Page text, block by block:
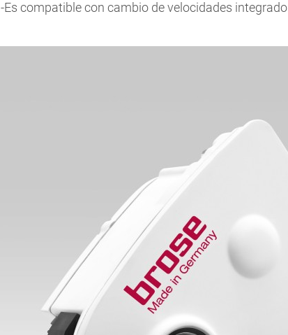
-Es compatible con cambio de velocidades integrado